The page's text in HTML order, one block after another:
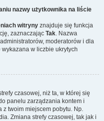
nazwy użytkownika na liście
witryny znajduje się funkcja
zaznaczając Tak. Nazwa
moderatorów i dla
w liczbie ukrytych
czasowej, niż ta, w której się
panelu zarządzania kontem i
z twoim miejscem pobytu. Np.
Zmiana strefy czasowej, tak jak i